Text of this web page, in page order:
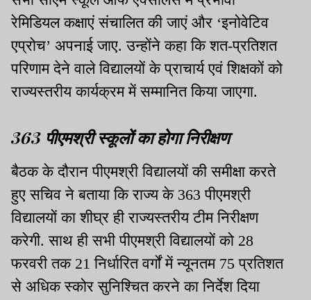
रेमिडियल कक्षाएं संचालित की जाएं और ‘इनोवेटिव
एप्रोच’ अपनाई जाए. उन्होंने कहा कि शत-प्रतिशत
परिणाम देने वाले विद्यालयों के प्राचार्य एवं शिक्षकों को
राज्यस्तरीय कार्यक्रम में सम्मानित किया जाएगा.
363 पीएमश्री स्कूलों का होगा निरीक्षण
बैठक के दौरान पीएमश्री विद्यालयों की समीक्षा करते
हुए सचिव ने बताया कि राज्य के 363 पीएमश्री
विद्यालयों का शीघ्र ही राज्यस्तरीय टीम निरीक्षण
करेगी. साथ ही सभी पीएमश्री विद्यालयों को 28
फरवरी तक 21 निर्धारित वर्गों में न्यूनतम 75 प्रतिशत
से अधिक स्कोर सुनिश्चित करने का निर्देश दिया